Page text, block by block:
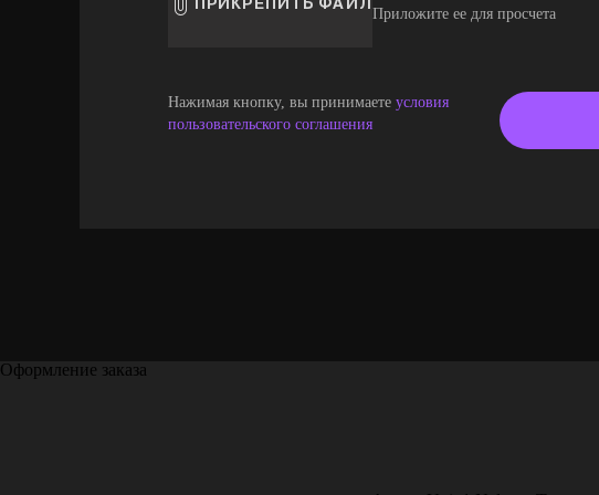
Приложите ее для просчета
Нажимая кнопку, вы принимаете условия
пользовательского соглашения
Оформление заказа